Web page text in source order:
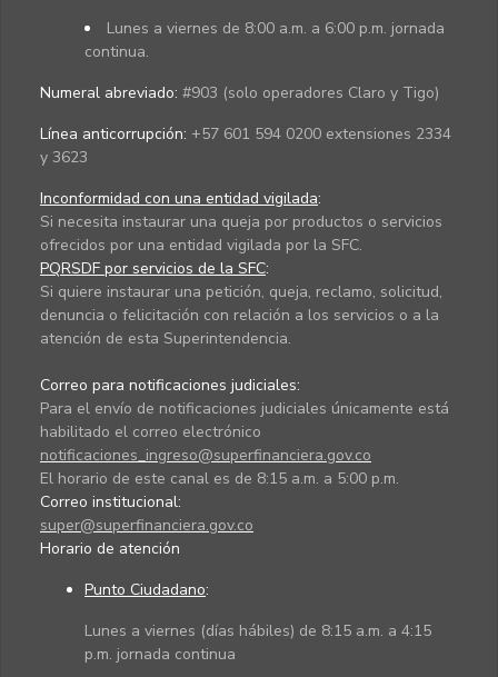
Lunes a viernes de 8:00 a.m. a 6:00 p.m. jornada
continua.
Numeral abreviado: #903 (solo operadores Claro y Tigo)
Línea anticorrupción: +57 601 594 0200 extensiones 2334
y 3623
Inconformidad con una entidad vigilada:
Si necesita instaurar una queja por productos o servicios
ofrecidos por una entidad vigilada por la SFC.
PQRSDF por servicios de la SFC:
Si quiere instaurar una petición, queja, reclamo, solicitud,
denuncia o felicitación con relación a los servicios o a la
atención de esta Superintendencia.
Correo para notificaciones judiciales:
Para el envío de notificaciones judiciales únicamente está
habilitado el correo electrónico
notificaciones_ingreso@superfinanciera.gov.co
El horario de este canal es de 8:15 a.m. a 5:00 p.m.
Correo institucional:
super@superfinanciera.gov.co
Horario de atención
Punto Ciudadano:
Lunes a viernes (días hábiles) de 8:15 a.m. a 4:15
p.m. jornada continua